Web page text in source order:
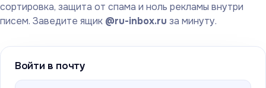
сортировка, защита от спама и ноль рекламы внутри
писем. Заведите ящик @ru-inbox.ru за минуту.
Войти в почту